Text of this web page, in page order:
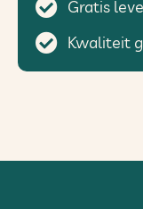
Gratis
Kwaliteit